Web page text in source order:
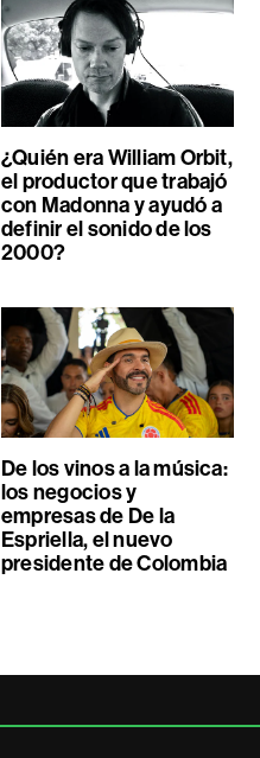
¿Quién era William Orbit,
el productor que trabajó
con Madonna y ayudó a
definir el sonido de los
2000?
De los vinos a la música:
los negocios y
empresas de De la
Espriella, el nuevo
presidente de Colombia